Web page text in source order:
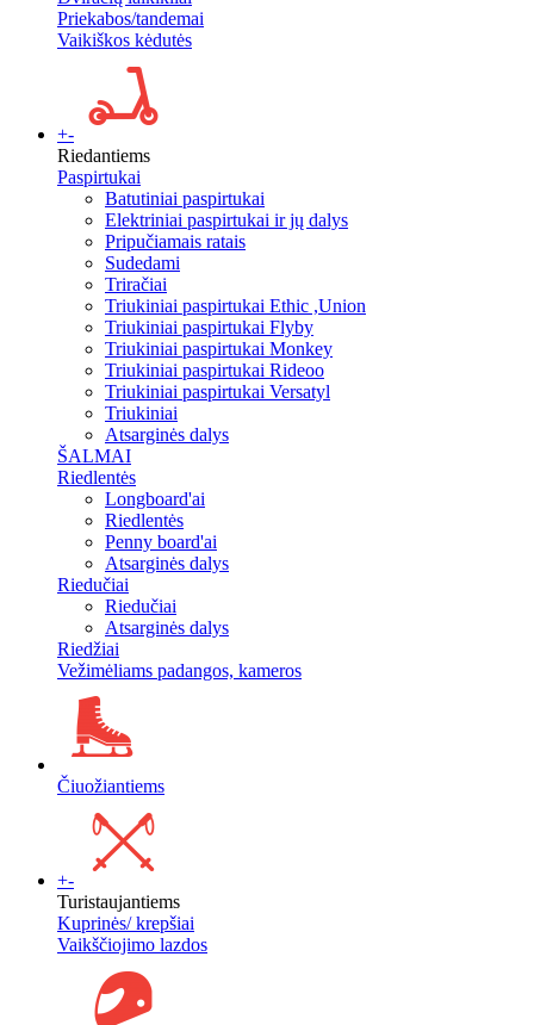
Priekabos/tandemai
Vaikiškos kėdutės
+-
Riedantiems
Paspirtukai
Batutiniai paspirtukai
Elektriniai paspirtukai ir jų dalys
Pripučiamais ratais
Sudedami
Triračiai
Triukiniai paspirtukai Ethic ,Union
Triukiniai paspirtukai Flyby
Triukiniai paspirtukai Monkey
Triukiniai paspirtukai Rideoo
Triukiniai paspirtukai Versatyl
Triukiniai
Atsarginės dalys
ŠALMAI
Riedlentės
Longboard'ai
Riedlentės
Penny board'ai
Atsarginės dalys
Riedučiai
Riedučiai
Atsarginės dalys
Riedžiai
Vežimėliams padangos, kameros
Čiuožiantiems
+-
Turistaujantiems
Kuprinės/ krepšiai
Vaikščiojimo lazdos